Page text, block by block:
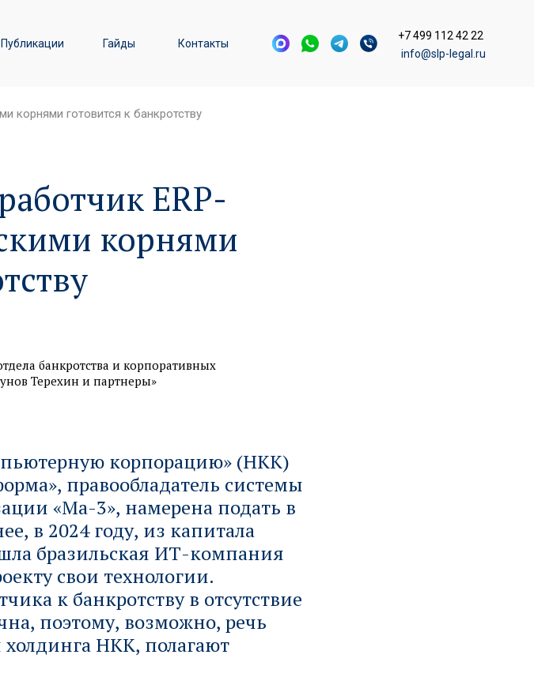
info@slp-legal.ru
+7 499 112 42 22
Публикации Гайды Контакты
перевозки
корнями готовится к банкротству
ERP-
корнями
банкротства и корпоративных
Терехин и партнеры»
корпорацию» (НКК)
правообладатель системы
«Ма-3», намерена подать в
в 2024 году, из капитала
бразильская ИТ-компания
свои технологии.
к банкротству в отсутствие
поэтому, возможно, речь
НКК, полагают